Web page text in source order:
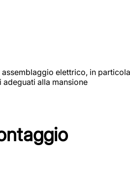
elettrico, in
alla mansione